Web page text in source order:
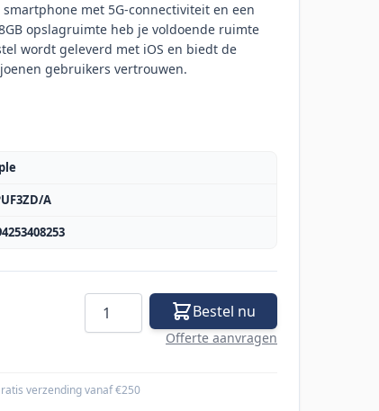
met 5G-connectiviteit en een
opslagruimte heb je voldoende ruimte
wordt geleverd met iOS en biedt de
gebruikers vertrouwen.
A
Aantal Bestel nu
Offerte aanvragen
verzending vanaf €250